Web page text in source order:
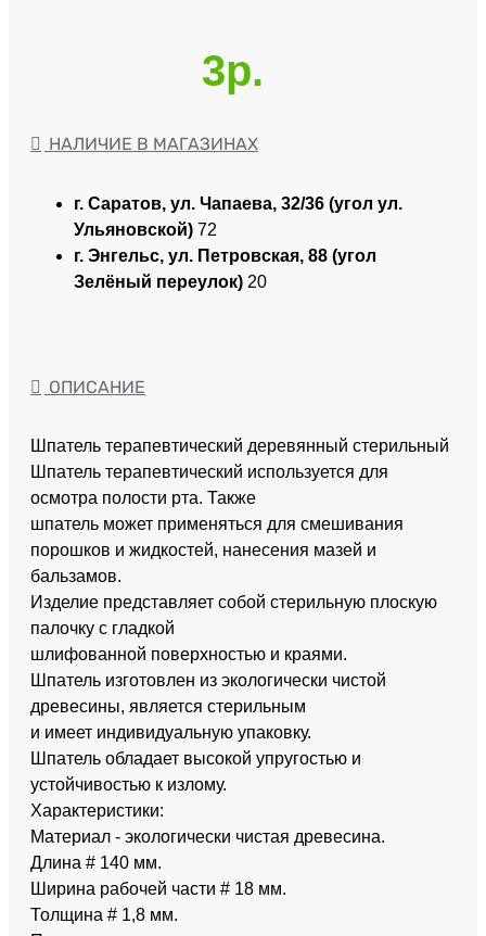
3р.
НАЛИЧИЕ В МАГАЗИНАХ
г. Саратов, ул. Чапаева, 32/36 (угол ул.
Ульяновской) 72
г. Энгельс, ул. Петровская, 88 (угол
Зелёный переулок) 20
ОПИСАНИЕ
Шпатель терапевтический деревянный стерильный
Шпатель терапевтический используется для
осмотра полости рта. Также
шпатель может применяться для смешивания
порошков и жидкостей, нанесения мазей и
бальзамов.
Изделие представляет собой стерильную плоскую
палочку с гладкой
шлифованной поверхностью и краями.
Шпатель изготовлен из экологически чистой
древесины, является стерильным
и имеет индивидуальную упаковку.
Шпатель обладает высокой упругостью и
устойчивостью к излому.
Характеристики:
Материал - экологически чистая древесина.
Длина # 140 мм.
Ширина рабочей части # 18 мм.
Толщина # 1,8 мм.